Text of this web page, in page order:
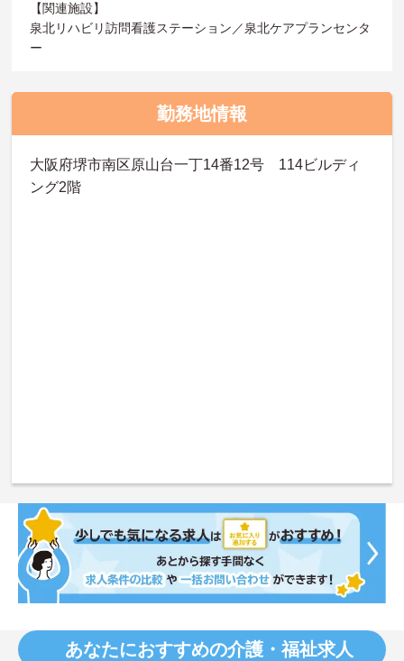
【関連施設】
泉北リハビリ訪問看護ステーション／泉北ケアプランセンタ
ー
勤務地情報
大阪府堺市南区原山台一丁14番12号 114ビルディ
ング2階
あなたにおすすめの介護・福祉求人